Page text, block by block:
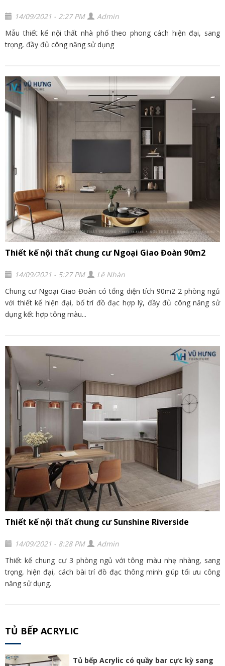
14/09/2021 - 2:27 PM
Admin
Mẫu thiết kế nội thất nhà phố theo phong cách hiện đại, sang
trọng, đầy đủ công năng sử dụng
Thiết kế nội thất chung cư Ngoại Giao Đoàn 90m2
14/09/2021 - 5:27 PM
Lê Nhàn
Chung cư Ngoại Giao Đoàn có tổng diện tích 90m2 2 phòng ngủ
với thiết kế hiện đại, bố trí đồ đạc hợp lý, đầy đủ công năng sử
dụng kết hợp tông màu...
Thiết kế nội thất chung cư Sunshine Riverside
14/09/2021 - 8:28 PM
Admin
Thiết kế chung cư 3 phòng ngủ với tông màu nhẹ nhàng, sang
trọng, hiện đại, cách bài trí đồ đạc thông minh giúp tối ưu công
năng sử dụng.
TỦ BẾP ACRYLIC
Tủ bếp Acrylic có quầy bar cực kỳ sang